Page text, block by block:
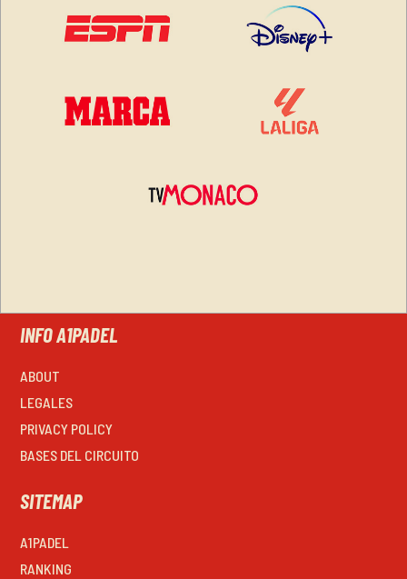
INFO A1PADEL
ABOUT
LEGALES
PRIVACY POLICY
BASES DEL CIRCUITO
SITEMAP
A1PADEL
RANKING